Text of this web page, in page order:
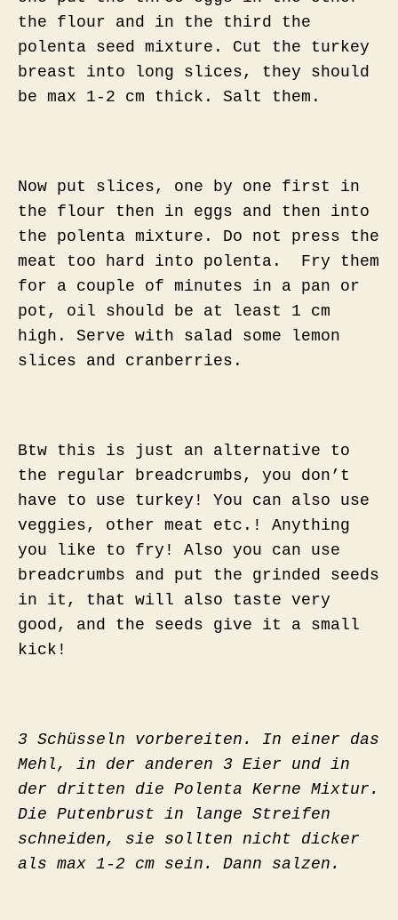
the flour and in the third the
polenta seed mixture. Cut the turkey
breast into long slices, they should
be max 1-2 cm thick. Salt them.
Now put slices, one by one first in
the flour then in eggs and then into
the polenta mixture. Do not press the
meat too hard into polenta. Fry them
for a couple of minutes in a pan or
pot, oil should be at least 1 cm
high. Serve with salad some lemon
slices and cranberries.
Btw this is just an alternative to
the regular breadcrumbs, you don’t
have to use turkey! You can also use
veggies, other meat etc.! Anything
you like to fry! Also you can use
breadcrumbs and put the grinded seeds
in it, that will also taste very
good, and the seeds give it a small
kick!
3 Schüsseln vorbereiten. In einer das
Mehl, in der anderen 3 Eier und in
der dritten die Polenta Kerne Mixtur.
Die Putenbrust in lange Streifen
schneiden, sie sollten nicht dicker
als max 1-2 cm sein. Dann salzen.